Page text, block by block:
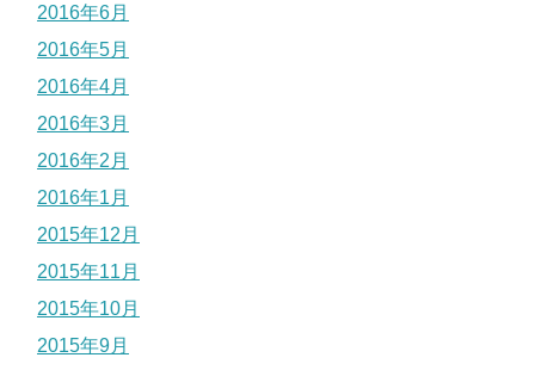
2016年6月
2016年5月
2016年4月
2016年3月
2016年2月
2016年1月
2015年12月
2015年11月
2015年10月
2015年9月